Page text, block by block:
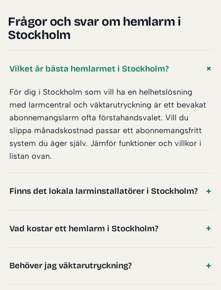
Frågor och svar om hemlarm i
Stockholm
Vilket är bästa hemlarmet i Stockholm?
För dig i Stockholm som vill ha en helhetslösning
med larmcentral och väktarutryckning är ett bevakat
abonnemangslarm ofta förstahandsvalet. Vill du
slippa månadskostnad passar ett abonnemangsfritt
system du äger själv. Jämför funktioner och villkor i
listan ovan.
Finns det lokala larminstallatörer i Stockholm?
Vad kostar ett hemlarm i Stockholm?
Behöver jag väktarutryckning?